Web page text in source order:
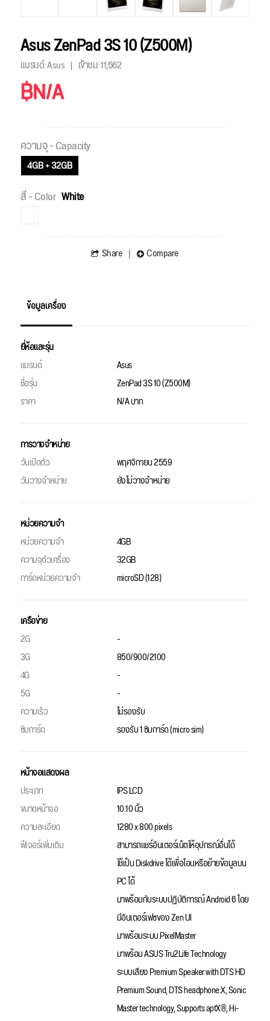
Asus ZenPad 3S 10 (Z500M)
แบรนด์: Asus เข้าชม:11,562
฿N/A
ความจุ - Capacity
4GB + 32GB
สี - Color White
Share Compare
ข้อมูลเครื่อง
ยี่ห้อและรุ่น
แบรนด์
Asus
ชื่อรุ่น
ZenPad 3S 10 (Z500M)
ราคา
N/A บาท
การวางจำหน่าย
วันเปิดตัว
พฤศจิกายน 2559
วันวางจำหน่าย
ยังไม่วางจำหน่าย
หน่วยความจำ
หน่วยความจำ
4GB
ความจุตัวเครื่อง
32GB
การ์ดหน่วยความจำ
microSD (128)
เครือข่าย
2G
-
3G
850/900/2100
4G
-
5G
-
ความเร็ว
ไม่รองรับ
ซิมการ์ด
รองรับ 1 ซิมการ์ด (micro sim)
หน้าจอแสดงผล
ประเภท
IPS LCD
ขนาดหน้าจอ
10.10 นิ้ว
ความละเอียด
1280 x 800 pixels
ฟีเจอร์เพิ่มเติม
สามารถแชร์อินเตอร์เน็ตให้อุปกรณ์อื่นได้
ใช้เป็น Diskdrive ได้เพื่อโอนหรือย้ายข้อมูลบน
PC ได้
มาพร้อมกับระบบปฏิบัติการณ์ Android 6 โดย
มีอินเตอร์เฟซของ Zen UI
มาพร้อมระบบ PixelMaster
มาพร้อม ASUS Tru2Life Technology
ระบบเสียง Premium Speaker with DTS HD
Premium Sound, DTS headphone:X, Sonic
Master technology, Supports aptX®, Hi-